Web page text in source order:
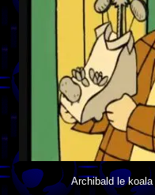
Archibald le koala